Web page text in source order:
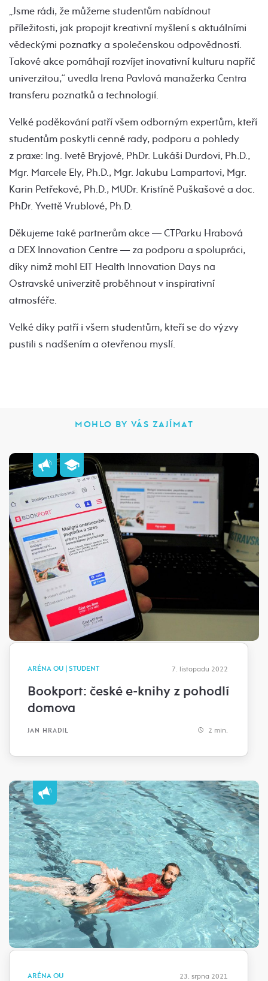
„Jsme rádi, že můžeme studentům nabídnout
příležitosti, jak propojit kreativní myšlení s aktuálními
vědeckými poznatky a společenskou odpovědností.
Takové akce pomáhají rozvíjet inovativní kulturu napříč
univerzitou,“ uvedla Irena Pavlová manažerka Centra
transferu poznatků a technologií.
Velké poděkování patří všem odborným expertům, kteří
studentům poskytli cenné rady, podporu a pohledy
z praxe: Ing. Ivetě Bryjové, PhDr. Lukáši Durdovi, Ph.D.,
Mgr. Marcele Ely, Ph.D., Mgr. Jakubu Lampartovi, Mgr.
Karin Petřekové, Ph.D., MUDr. Kristíně Puškašové a doc.
PhDr. Yvettě Vrublové, Ph.D.
Děkujeme také partnerům akce — CTParku Hrabová
a DEX Innovation Centre — za podporu a spolupráci,
díky nimž mohl EIT Health Innovation Days na
Ostravské univerzitě proběhnout v inspirativní
atmosféře.
Velké díky patří i všem studentům, kteří se do výzvy
pustili s nadšením a otevřenou myslí.
MOHLO BY VÁS ZAJÍMAT
ARÉNA OU | STUDENT 7. listopadu 2022
Bookport: české e-knihy z pohodlí
domova
JAN HRADIL 2 min.
ARÉNA OU 23. srpna 2021